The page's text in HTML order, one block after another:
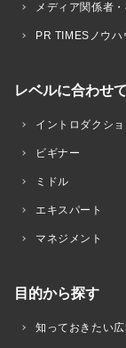
メディア関係者
PR TIMESノウハ
レベルに合わせ
イントロダクショ
ビギナー
ミドル
エキスパート
マネジメント
目的から探す
知っておきたい